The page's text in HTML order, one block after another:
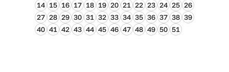
14 15 16 17 18 19 20 21 22 23 24 25 26
27 28 29 30 31 32 33 34 35 36 37 38 39
40 41 42 43 44 45 46 47 48 49 50 51